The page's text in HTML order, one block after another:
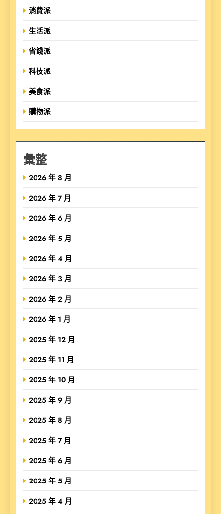
消費派
生活派
省錢派
科技派
美食派
購物派
彙整
2026 年 8 月
2026 年 7 月
2026 年 6 月
2026 年 5 月
2026 年 4 月
2026 年 3 月
2026 年 2 月
2026 年 1 月
2025 年 12 月
2025 年 11 月
2025 年 10 月
2025 年 9 月
2025 年 8 月
2025 年 7 月
2025 年 6 月
2025 年 5 月
2025 年 4 月